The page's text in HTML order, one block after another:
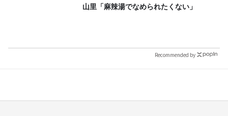
山里「麻辣湯でなめられたくない」
Recommended by